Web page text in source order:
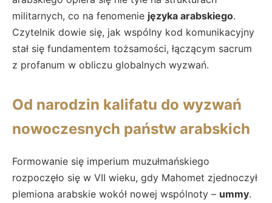
militarnych, co na fenomenie języka arabskiego.
Czytelnik dowie się, jak wspólny kod komunikacyjny
stał się fundamentem tożsamości, łączącym sacrum
z profanum w obliczu globalnych wyzwań.
Od narodzin kalifatu do wyzwań
nowoczesnych państw arabskich
Formowanie się imperium muzułmańskiego
rozpoczęło się w VII wieku, gdy Mahomet zjednoczył
plemiona arabskie wokół nowej wspólnoty – ummy.